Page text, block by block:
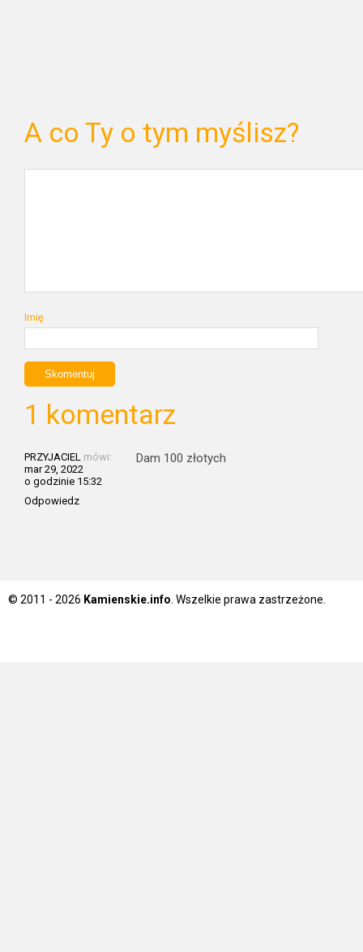
A co Ty o tym myślisz?
Imię
1 komentarz
PRZYJACIEL mówi:
mar 29, 2022
o godzinie 15:32
Odpowiedz
Dam 100 złotych
© 2011 - 2026 Kamienskie.info . Wszelkie prawa zastrzeżone.